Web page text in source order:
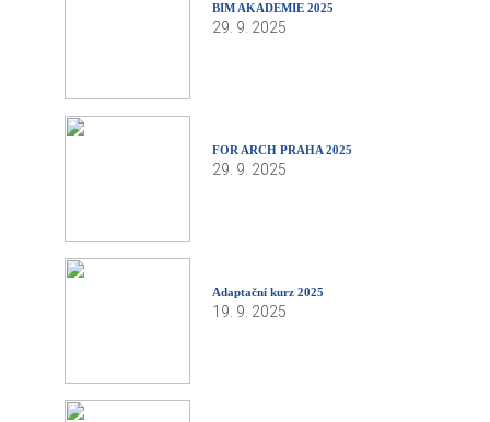
BIM AKADEMIE 2025
29. 9. 2025
FOR ARCH PRAHA 2025
29. 9. 2025
Adaptační kurz 2025
19. 9. 2025